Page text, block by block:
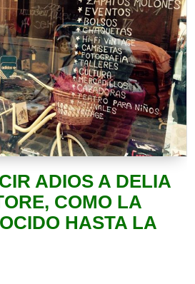
ADIOS A DELIA
COMO LA
HASTA LA